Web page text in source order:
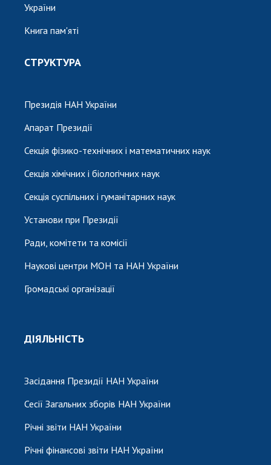
України
Книга пам'яті
СТРУКТУРА
Президія НАН України
Апарат Президії
Секція фізико-технічних і математичних наук
Секція хімічних і біологічних наук
Секція суспільних і гуманітарних наук
Установи при Президії
Ради, комітети та комісії
Наукові центри МОН та НАН України
Громадські організації
ДІЯЛЬНІСТЬ
Засідання Президії НАН України
Сесії Загальних зборів НАН України
Річні звіти НАН України
Річні фінансові звіти НАН України